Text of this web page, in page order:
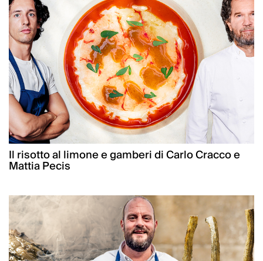
Il risotto al limone e gamberi di Carlo Cracco e
Mattia Pecis